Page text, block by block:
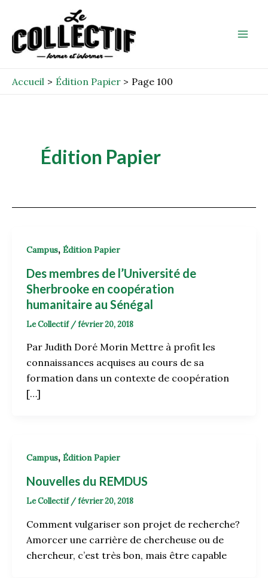
contenu
Accueil Édition Papier Page 100
Édition Papier
Campus, Édition Papier
Des membres de l’Université de
Sherbrooke en coopération
humanitaire au Sénégal
Le Collectif /février 20, 2018
Par Judith Doré Morin Mettre à profit les
connaissances acquises au cours de sa
formation dans un contexte de coopération
[…]
Campus, Édition Papier
Nouvelles du REMDUS
Le Collectif /février 20, 2018
Comment vulgariser son projet de recherche?
Amorcer une carrière de chercheuse ou de
chercheur, c’est très bon, mais être capable
pagination